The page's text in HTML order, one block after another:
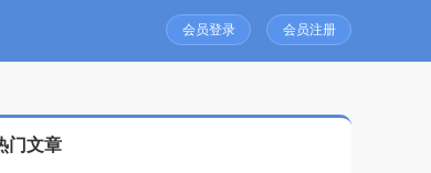
会员登录 会员注册
门文章